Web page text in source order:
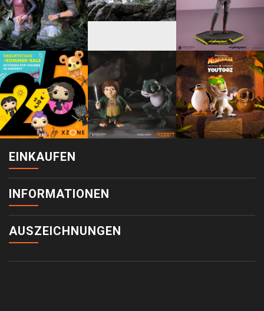
EINKAUFEN
INFORMATIONEN
AUSZEICHNUNGEN